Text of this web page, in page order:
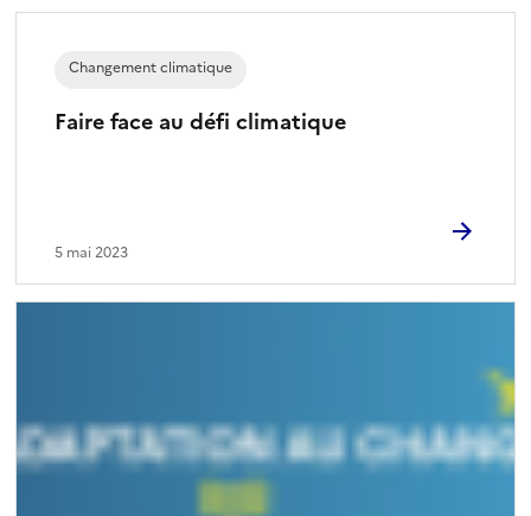
Faire face au défi climatique
Changement climatique
5 mai 2023